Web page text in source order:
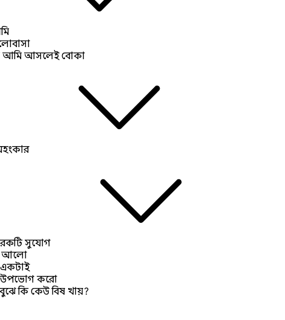
আমি আসলেই বোকা
সুযোগ
আলো
উপভোগ করো
কি কেউ বিষ খায়?